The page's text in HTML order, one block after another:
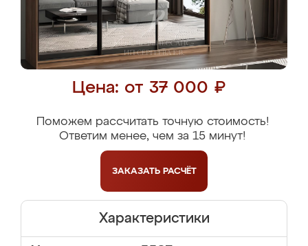
Цена: от 37 000 ₽
Поможем рассчитать точную стоимость!
Ответим менее, чем за 15 минут!
ЗАКАЗАТЬ РАСЧЁТ
Характеристики